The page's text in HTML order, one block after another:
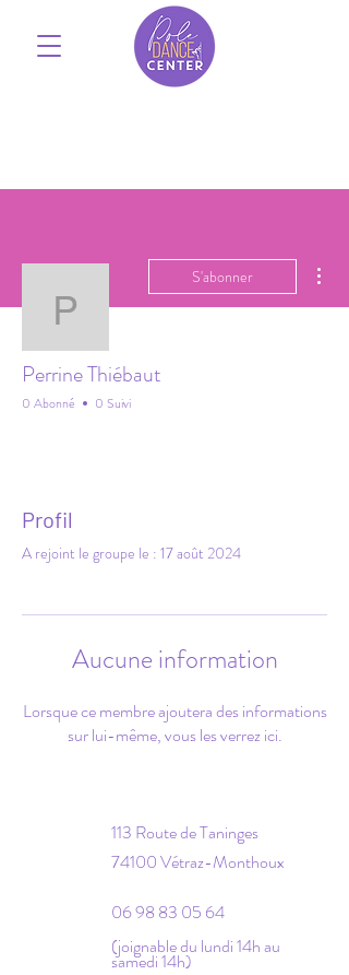
Perrine Thiébaut
S'abonner
Perrine Thiébaut
0 Abonné 0 Suivi
Profil
A rejoint le groupe le : 17 août 2024
Aucune information
Lorsque ce membre ajoutera des informations
sur lui-même, vous les verrez ici.
113 Route de Taninges
74100 Vétraz-Monthoux
06 98 83 05 64
(joignable du lundi 14h au
samedi 14h)